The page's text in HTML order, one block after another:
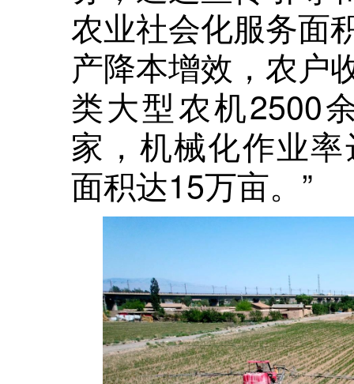
农业社会化服务面
产降本增效，农户
类大型农机2500
家，机械化作业
面积达15万亩。”